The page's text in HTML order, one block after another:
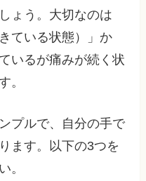
ょう。大切なのは
ている状態）」か
いるが痛みが続く状
。
プルで、自分の手で
ます。以下の3つを
。